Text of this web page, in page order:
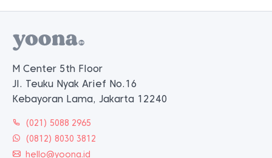
M Center 5th Floor
Jl. Teuku Nyak Arief No.16
Kebayoran Lama, Jakarta 12240
(021) 5088 2965
(0812) 8030 3812
hello@yoona.id